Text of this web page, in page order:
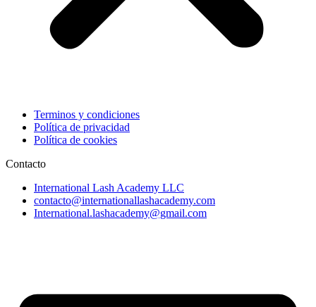
Terminos y condiciones
Política de privacidad
Política de cookies
Contacto
International Lash Academy LLC
contacto@internationallashacademy.com
International.lashacademy@gmail.com